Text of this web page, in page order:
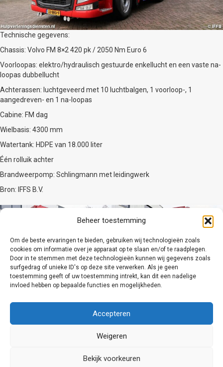
Beheer toestemming
Om de beste ervaringen te bieden, gebruiken wij technologieën zoals
cookies om informatie over je apparaat op te slaan en/of te raadplegen.
Door in te stemmen met deze technologieën kunnen wij gegevens zoals
surfgedrag of unieke ID's op deze site verwerken. Als je geen
toestemming geeft of uw toestemming intrekt, kan dit een nadelige
invloed hebben op bepaalde functies en mogelijkheden.
Accepteren
Weigeren
Bekijk voorkeuren
Technische gegevens:
Chassis: Volvo FM 8×2 420 pk / 2050 Nm Euro 6
Voorloopas: elektro/hydraulisch gestuurde enkellucht en een vaste na-
loopas dubbellucht
Achterassen: luchtgeveerd met 10 luchtbalgen, 1 voorloop-, 1
aangedreven- en 1 na-loopas
Cabine: FM dag
Wielbasis: 4300 mm
Watertank: HDPE van 18.000 liter
Één rolluik achter
Brandweerpomp: Schlingmann met leidingwerk
Bron: IFFS B.V.